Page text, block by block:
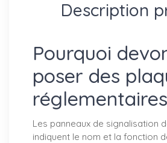
Description
Pourquoi
poser des
Les panneaux de signalisation
indiquent le nom et la fonction